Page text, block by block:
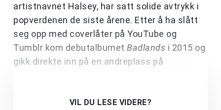
artistnavnet Halsey, har satt solide avtrykk i
popverdenen de siste årene. Etter å ha slått
seg opp med coverlåter på YouTube og
Tumblr kom debutalbumet Badlands i 2015 og
gikk direkte inn på en andreplass på
VIL DU LESE VIDERE?